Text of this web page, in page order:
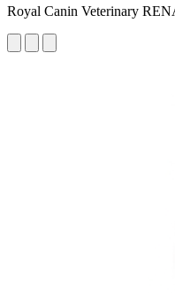
Royal Canin Veterinary